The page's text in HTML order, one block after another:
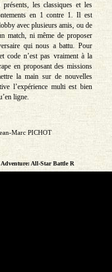
les classiques et les
en 1 contre 1. Il est
avec plusieurs amis, ou de
match, ni même de proposer
qui nous a battu. Pour
code n’est pas vraiment à la
en proposant des missions
la main sur de nouvelles
l’expérience multi est bien
ligne.
Marc PICHOT
Adventure: All-Star Battle R